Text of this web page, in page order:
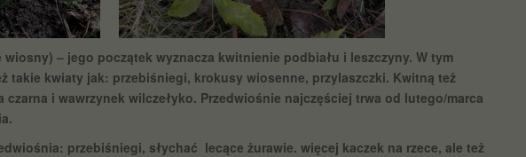
wiosny) – jego początek wyznacza kwitnienie podbiału i leszczyny. W tym
takie kwiaty jak: przebiśniegi, krokusy wiosenne, przylaszczki. Kwitną też
czarna i wawrzynek wilczełyko. Przedwiośnie najczęściej trwa od lutego/marca
przebiśniegi, słychać lecące żurawie. więcej kaczek na rzece, ale też